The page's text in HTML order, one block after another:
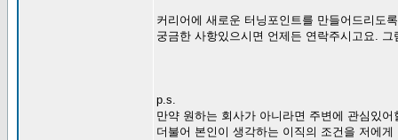
커리어에 새로운 터닝포인트를 만들어드리도
궁금한 사항있으시면 언제든 연락주시고요.
p.s.
만약 원하는 회사가 아니라면 주변에 관심있
더불어 본인이 생각하는 이직의 조건을 저에